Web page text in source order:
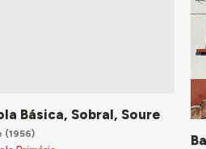
Básica, Sobral, Soure
(1956)